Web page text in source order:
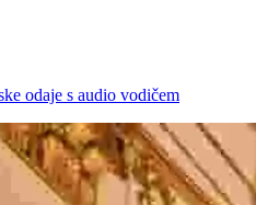
odaje s audio vodičem